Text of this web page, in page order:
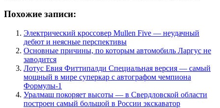
Похожие записи:
Электрический кроссовер Mullen Five — неудачный
дебют и неясные перспективы
Основные причины, по которым автомобиль Ларгус не
заводится
Лотус Евия Фиттипалди Специальная версия — самый
мощный в мире суперкар с автографом чемпиона
Формулы-1
Уралмаш покоряет высоты — в Свердловской области
построен самый большой в России экскаватор